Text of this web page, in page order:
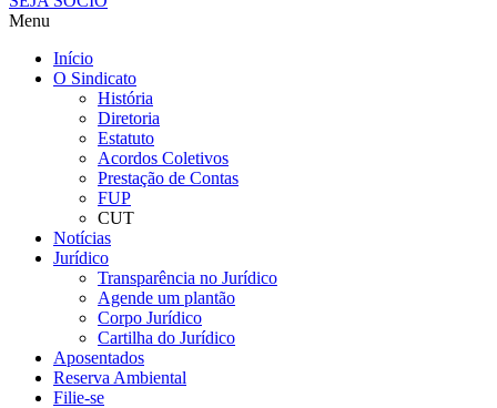
Menu
Início
O Sindicato
História
Diretoria
Estatuto
Acordos Coletivos
Prestação de Contas
FUP
CUT
Notícias
Jurídico
Transparência no Jurídico
Agende um plantão
Corpo Jurídico
Cartilha do Jurídico
Aposentados
Reserva Ambiental
Filie-se